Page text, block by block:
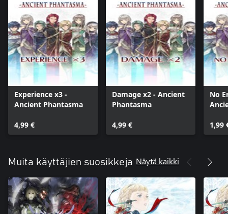
Experience x3 -
Ancient Phantasma
4,99 €
Damage x2 - Ancient
Phantasma
4,99 €
No
1,99
Muita käyttäjien suosikkeja Näytä kaikki